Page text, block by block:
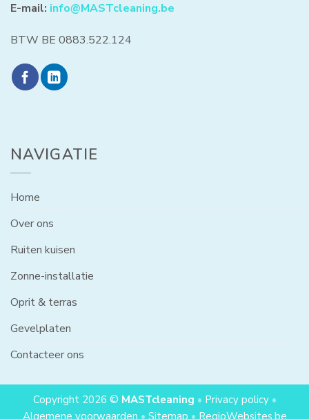
E-mail: info@MASTcleaning.be
BTW BE 0883.522.124
NAVIGATIE
Home
Over ons
Ruiten kuisen
Zonne-installatie
Oprit & terras
Gevelplaten
Contacteer ons
Copyright 2026 © MASTcleaning • Privacy policy•